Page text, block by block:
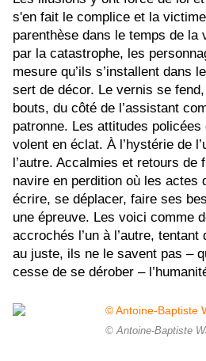
s'en fait le complice et la
parenthèse dans le temps de la
par la catastrophe, les
mesure qu’ils s’installent dans
sert de décor. Le vernis se
bouts, du côté de l’assistant
patronne. Les attitudes
volent en éclat. À l’hystérie de
l’autre. Accalmies et retours
navire en perdition où les actes
écrire, se déplacer, faire ses
une épreuve. Les voici comme
accrochés l’un à l’autre,
au juste, ils ne le savent pas –
cesse de se dérober –
© Antoine-Baptiste